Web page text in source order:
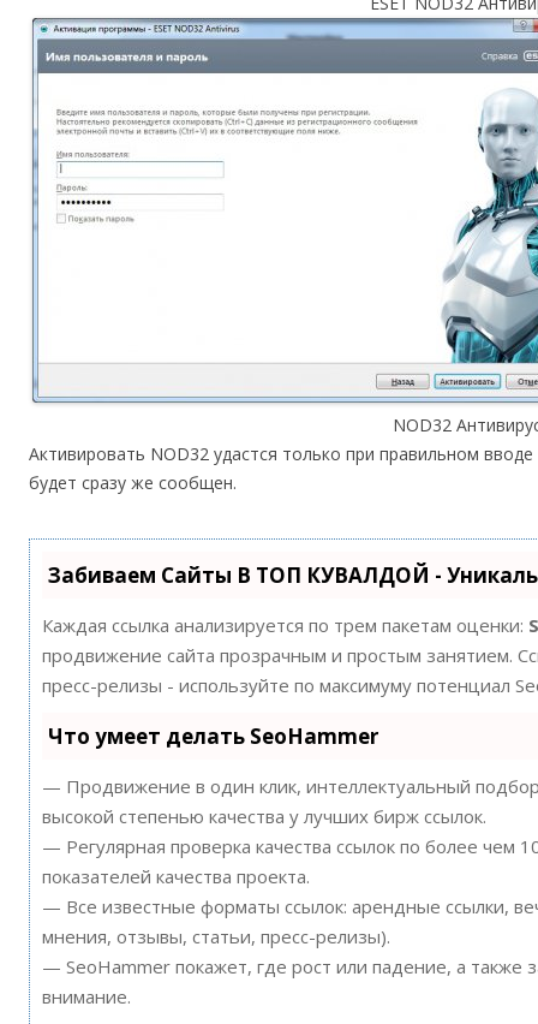
NOD32
Активировать NOD32 удастся только при правильном
будет сразу же сообщен.
Забиваем Сайты В ТОП КУВАЛДОЙ -
Каждая ссылка анализируется по трем пакетам оценки:
продвижение сайта прозрачным и простым занятием.
пресс-релизы - используйте по максимуму потенциал
Что умеет делать SeoHammer
— Продвижение в один клик, интеллектуальный
высокой степенью качества у лучших бирж ссылок.
— Регулярная проверка качества ссылок по более чем
показателей качества проекта.
— Все известные форматы ссылок: арендные ссылки,
мнения, отзывы, статьи, пресс-релизы).
— SeoHammer покажет, где рост или падение, а также
внимание.